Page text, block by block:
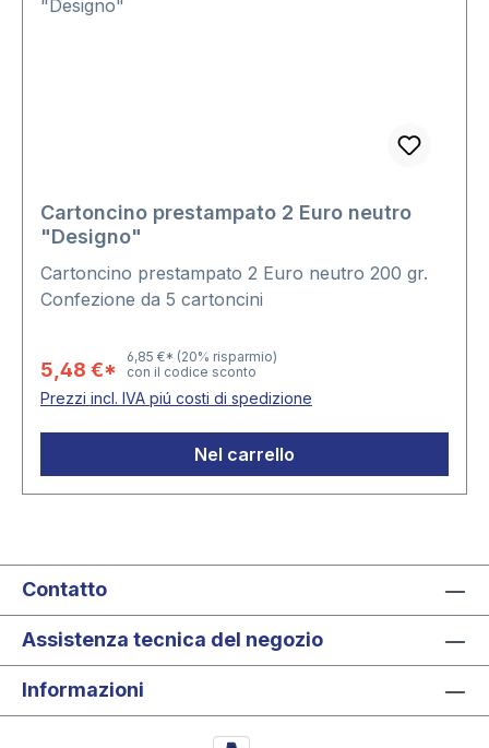
Cartoncino prestampato 2 Euro neutro
"Designo"
Cartoncino prestampato 2 Euro neutro 200 gr.
Confezione da 5 cartoncini
5,48 €*
6,85 €* (20% risparmio)
con il codice sconto
Prezzi incl. IVA piú costi di spedizione
Nel carrello
Contatto
Assistenza tecnica del negozio
Informazioni